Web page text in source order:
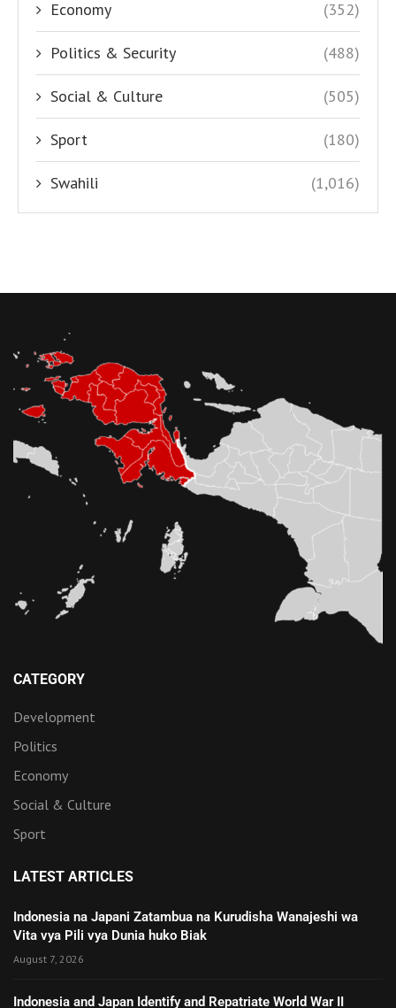
Economy (352)
Politics & Security (488)
Social & Culture (505)
Sport (180)
Swahili (1,016)
CATEGORY
Development
Politics
Economy
Social & Culture
Sport
LATEST ARTICLES
Indonesia na Japani Zatambua na Kurudisha Wanajeshi wa
Vita vya Pili vya Dunia huko Biak
August 7, 2026
Indonesia and Japan Identify and Repatriate World War II